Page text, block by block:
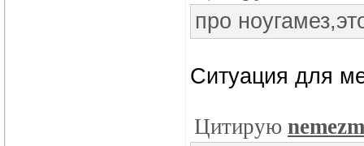
про
Ситуация для
Цитирую